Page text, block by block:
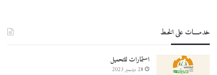
خدمــــات على الخـط
استمارات للتحميل
28 ديسمبر 2023